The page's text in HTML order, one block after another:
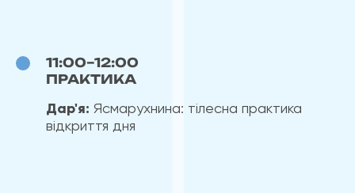
11:00–12:00
ПРАКТИКА
Дар'я: Ясмарухнина: тілесна практика
відкриття дня